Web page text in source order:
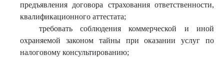
предъявления договора страхования ответственности,
квалификационного аттестата;
требовать соблюдения коммерческой и иной
охраняемой законом тайны при оказании услуг по
налоговому консультированию;